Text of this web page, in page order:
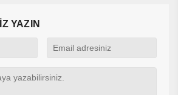
YAZIN